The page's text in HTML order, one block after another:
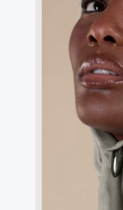
grande
étoile
famille
rayonnes